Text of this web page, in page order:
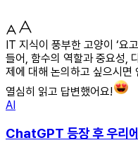
IT 지식이 풍부한 고양이 ‘요
들어, 함수의 역할과 중요성,
제에 대해 논의하고 싶으시면
열심히 읽고 답변했어요!
AI
ChatGPT 등장 후 우리